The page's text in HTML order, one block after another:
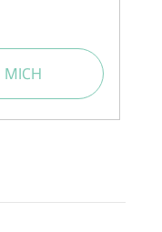
MICH